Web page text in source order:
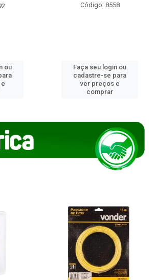
ou
Código: 8558
Faça seu login ou
cadastre-se para
ver preços e
comprar